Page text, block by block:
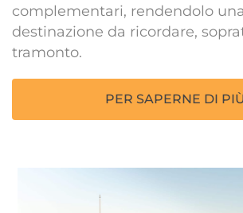
complementari, rendendolo una
destinazione da ricordare,
tramonto.
PER SAPERNE DI PIÙ